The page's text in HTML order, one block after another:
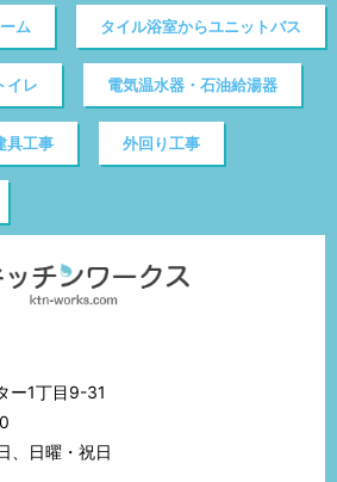
ム タイル浴室からユニットバス
イレ 電気温水器・石油給湯器
具工事 外回り工事
ー1丁目9-31
、日曜・祝日